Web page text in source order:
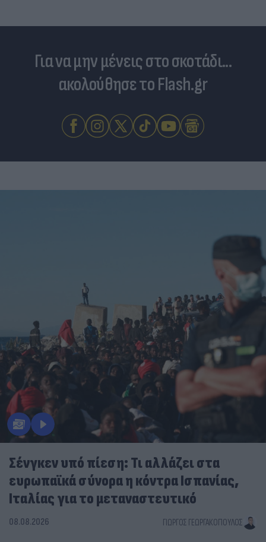
Για να μην μένεις στο σκοτάδι...
ακολούθησε το Flash.gr
Σένγκεν υπό πίεση: Τι αλλάζει στα
ευρωπαϊκά σύνορα η κόντρα Ισπανίας,
Ιταλίας για το μεταναστευτικό
08.08.2026 ΓΙΏΡΓΟΣ ΓΕΩΡΓΑΚΌΠΟΥΛΟΣ